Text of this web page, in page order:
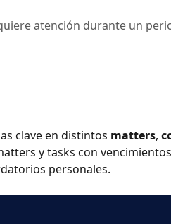
atención durante un
clave en distintos matters,
y tasks con
personales.